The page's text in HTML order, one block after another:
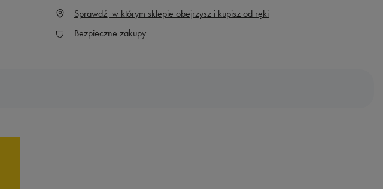
Sprawdź, w którym sklepie obejrzysz i kupisz od ręki
Bezpieczne zakupy